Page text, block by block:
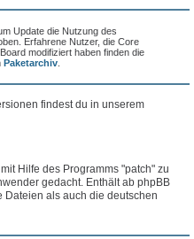
Update die Nutzung des
Erfahrene Nutzer, die Core
modifiziert haben finden die
Paketarchiv
findest du in unserem
Hilfe des Programms "patch" zu
gedacht. Enthält ab phpBB
als auch die deutschen